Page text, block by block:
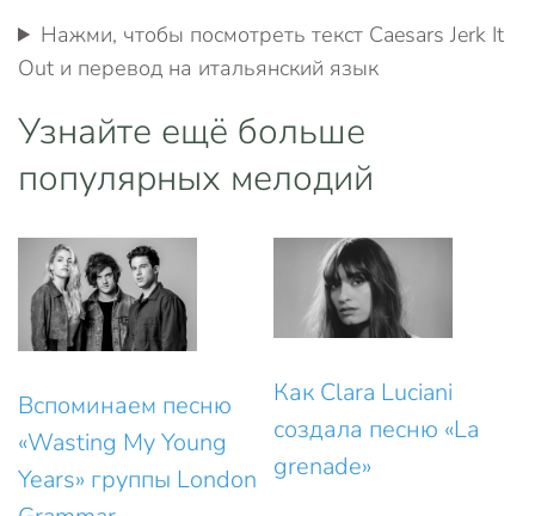
Нажми, чтобы посмотреть текст Caesars Jerk It
Out и перевод на итальянский язык
Узнайте ещё больше
популярных мелодий
Вспоминаем песню
«Wasting My Young
Years» группы London
Как Clara Luciani
создала песню «La
grenade»